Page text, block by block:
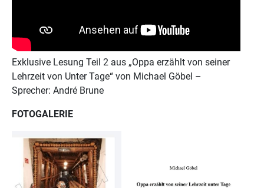
Exklusive Lesung Teil 2 aus „Oppa erzählt von seiner
Lehrzeit von Unter Tage“ von Michael Göbel –
Sprecher: André Brune
FOTOGALERIE